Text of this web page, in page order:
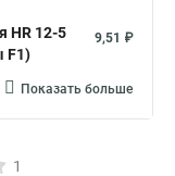
HR 12-5
F1)
9,51 ₽
Показать больше
1